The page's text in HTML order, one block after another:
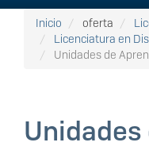
Inicio oferta
Licenciatura en
Unidades de